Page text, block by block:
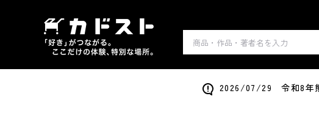
2026/07/29 令和8年